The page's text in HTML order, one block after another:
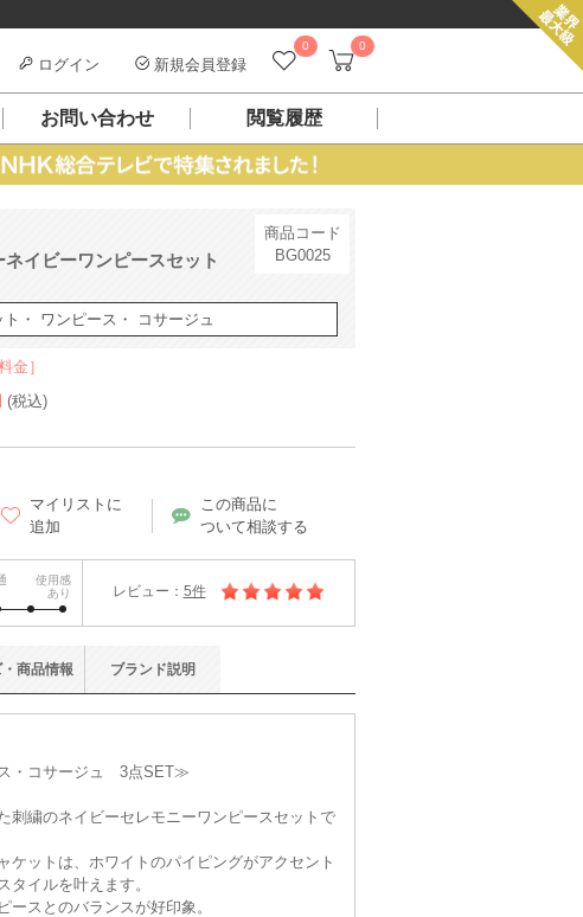
0 0
ログイン 新規会員登録
お問い合わせ 閲覧履歴
イビーワンピースセット
商品コード
BG0025
ト・ ワンピース・ コサージュ
金］
(税込)
マイリストに
追加
この商品に
ついて相談する
使用感
あり
レビュー： 5件
・コサージュ 3点SET≫
刺繍のネイビーセレモニーワンピースセットで
ケットは、ホワイトのパイピングがアクセント
タイルを叶えます。
ースとのバランスが好印象。
・ 商品情報 ブランド説明